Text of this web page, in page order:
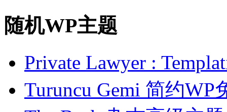
随机WP主题
Private Lawyer :
Turuncu Gemi 简约WP